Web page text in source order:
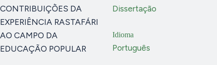
CONTRIBUIÇÕES DA
EXPERIÊNCIA RASTAFÁRI
AO CAMPO DA
EDUCAÇÃO POPULAR
Dissertação
Idioma
Português